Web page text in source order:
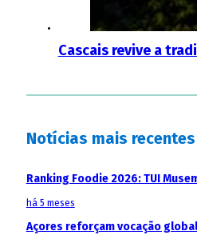
Cascais revive a
Notícias mais recentes
Ranking Foodie 2026: TUI
há 5 meses
Açores reforçam vocação global